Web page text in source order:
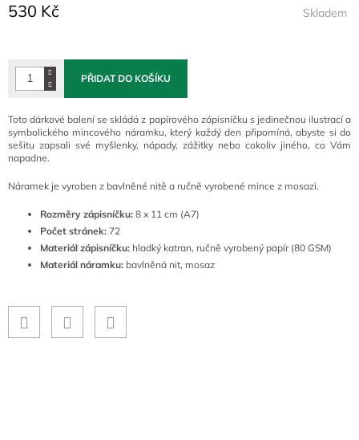
530 Kč Skladem
PŘIDAT DO KOŠÍKU
Toto dárkové balení se skládá z papírového zápisníčku s jedinečnou ilustrací a
symbolického mincového náramku, který každý den připomíná, abyste si do
sešitu zapsali své myšlenky, nápady, zážitky nebo cokoliv jiného, co Vám
napadne.
Náramek je vyroben z bavlněné nitě a ručně vyrobené mince z mosazi.
Rozměry zápisníčku: 8 x 11 cm (A7)
Počet stránek: 72
Materiál zápisníčku: hladký katran, ručně vyrobený papír (80 GSM)
Materiál náramku: bavlněná nit, mosaz